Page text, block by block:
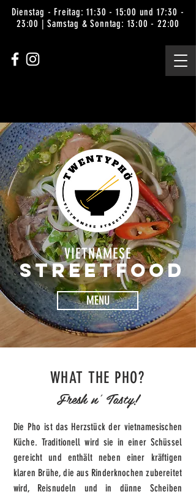
Dienstag - Freitag: 11:30 - 15:00 und 17:30 -
23:00 | Samstag & Sonntag: 13:00 - 22:00
VIETNAMESE
Streetfood
MENU
WHAT THE PHO?
Fresh n' Tasty!
Die Pho ist das Herzstück der vietnamesischen
Küche. Traditionell wird sie in einer Schüssel
gereicht und enthält neben einer kräftigen
klaren Brühe, die aus Rinderknochen zubereitet
wird, Reisnudeln und in dünne Scheiben